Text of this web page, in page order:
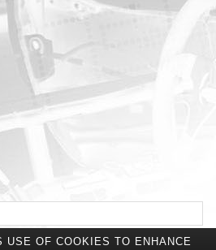
OF COOKIES TO ENHANCE